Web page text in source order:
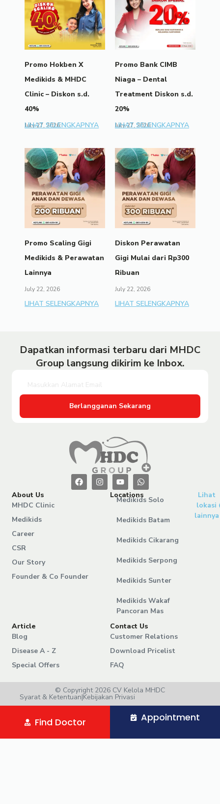
Promo Hokben X
Medikids & MHDC
Clinic – Diskon s.d.
40%
July 27, 2026
LIHAT SELENGKAPNYA
Promo Bank CIMB
Niaga – Dental
Treatment Diskon s.d.
20%
July 27, 2026
LIHAT SELENGKAPNYA
Promo Scaling Gigi
Medikids & Perawatan
Lainnya
July 22, 2026
LIHAT SELENGKAPNYA
Diskon Perawatan
Gigi Mulai dari Rp300
Ribuan
July 22, 2026
LIHAT SELENGKAPNYA
Dapatkan informasi terbaru dari MHDC
Group langsung dikirim ke Inbox.
Berlangganan Sekarang
About Us
MHDC Clinic
Medikids
Career
CSR
Our Story
Founder & Co Founder
Locations
Medikids Solo
Medikids Batam
Medikids Cikarang
Medikids Serpong
Medikids Sunter
Medikids Wakaf
Pancoran Mas
Lihat
lokasi
lainnya
Article
Blog
Disease A - Z
Special Offers
Contact Us
Customer Relations
Download Pricelist
FAQ
© Copyright 2026 CV Kelola MHDC
Syarat & Ketentuan|Kebijakan Privasi
Find Doctor Appointment